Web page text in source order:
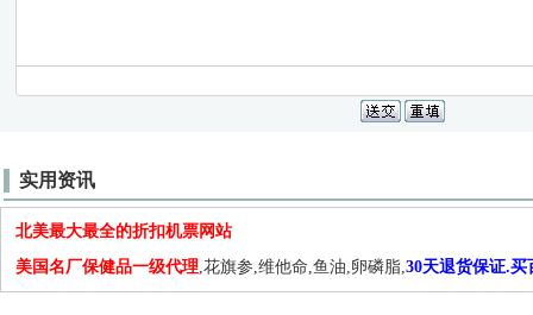
实用资讯
北美最大最全的折扣机票网站
美国名厂保健品一级代理,花旗参,维他命,鱼油,卵磷脂,30天退货保证.买